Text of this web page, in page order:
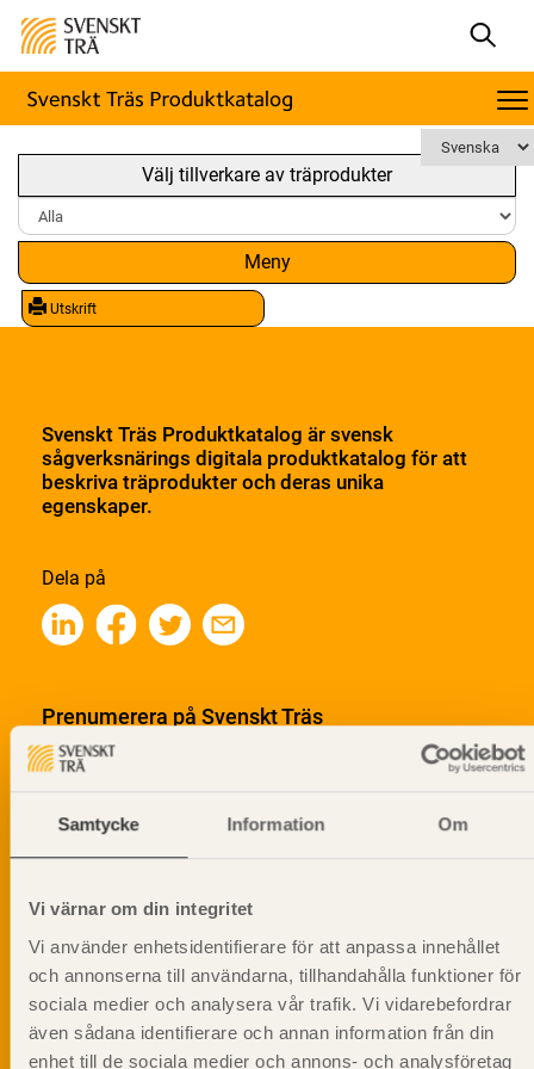
Samtycke Information Om
Vi värnar om din integritet
Vi använder enhetsidentifierare för att anpassa innehållet
och annonserna till användarna, tillhandahålla funktioner för
sociala medier och analysera vår trafik. Vi vidarebefordrar
även sådana identifierare och annan information från din
enhet till de sociala medier och annons- och analysföretag
Välj tillverkare av träprodukter
Meny
Utskrift
Svenskt Träs Produktkatalog är svensk
sågverksnärings digitala produktkatalog för att
beskriva träprodukter och deras unika
egenskaper.
Dela på
Prenumerera på Svenskt Träs
informationsutskick!